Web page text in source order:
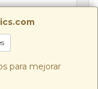
para mejorar
Sábados